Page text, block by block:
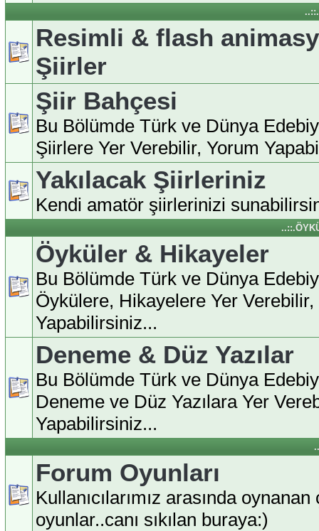
Resimli & flash
Şiirler
Şiir Bahçesi
Bu Bölümde Türk ve Dünya
Şiirlere Yer Verebilir, Yorum
Yakılacak Şiirleriniz
Kendi amatör şiirlerinizi
Öyküler & Hikayeler
Bu Bölümde Türk ve Dünya
Öykülere, Hikayelere Yer Verebilir,
Yapabilirsiniz...
Deneme & Düz Yazılar
Bu Bölümde Türk ve Dünya
Deneme ve Düz Yazılara Yer
Yapabilirsiniz...
Forum Oyunları
Kullanıcılarımız arasında
oyunlar..canı sıkılan buraya:)